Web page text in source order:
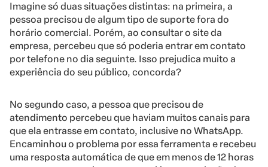
Imagine só duas situações distintas: na primeira, a
pessoa precisou de algum tipo de suporte fora do
horário comercial. Porém, ao consultar o site da
empresa, percebeu que só poderia entrar em contato
por telefone no dia seguinte. Isso prejudica muito a
experiência do seu público, concorda?
No segundo caso, a pessoa que precisou de
atendimento percebeu que haviam muitos canais para
que ela entrasse em contato, inclusive no WhatsApp.
Encaminhou o problema por essa ferramenta e recebeu
uma resposta automática de que em menos de 12 horas